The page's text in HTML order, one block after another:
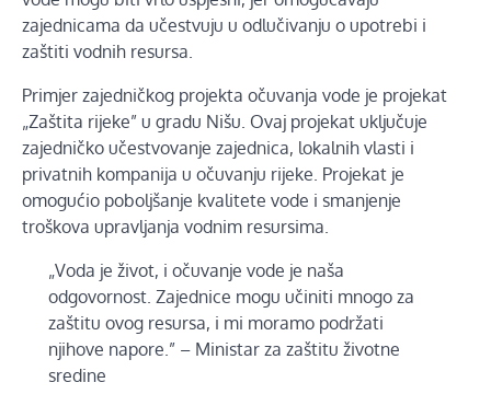
zajednicama da učestvuju u odlučivanju o upotrebi i
zaštiti vodnih resursa.
Primjer zajedničkog projekta očuvanja vode je projekat
„Zaštita rijeke” u gradu Nišu. Ovaj projekat uključuje
zajedničko učestvovanje zajednica, lokalnih vlasti i
privatnih kompanija u očuvanju rijeke. Projekat je
omogućio poboljšanje kvalitete vode i smanjenje
troškova upravljanja vodnim resursima.
„Voda je život, i očuvanje vode je naša
odgovornost. Zajednice mogu učiniti mnogo za
zaštitu ovog resursa, i mi moramo podržati
njihove napore.” – Ministar za zaštitu životne
sredine